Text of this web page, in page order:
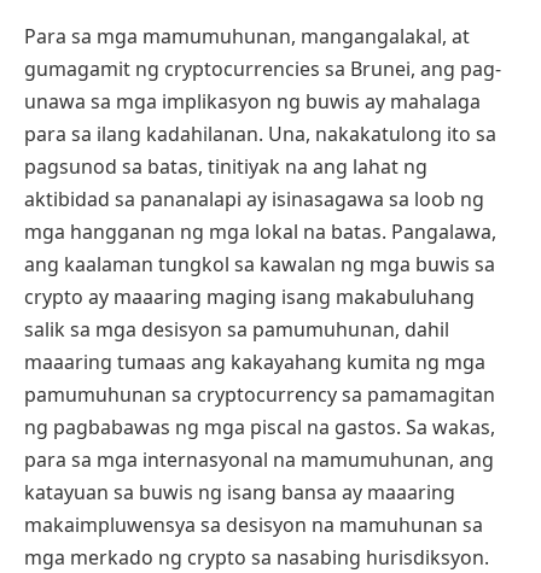
Para sa mga mamumuhunan, mangangalakal, at
gumagamit ng cryptocurrencies sa Brunei, ang pag-
unawa sa mga implikasyon ng buwis ay mahalaga
para sa ilang kadahilanan. Una, nakakatulong ito sa
pagsunod sa batas, tinitiyak na ang lahat ng
aktibidad sa pananalapi ay isinasagawa sa loob ng
mga hangganan ng mga lokal na batas. Pangalawa,
ang kaalaman tungkol sa kawalan ng mga buwis sa
crypto ay maaaring maging isang makabuluhang
salik sa mga desisyon sa pamumuhunan, dahil
maaaring tumaas ang kakayahang kumita ng mga
pamumuhunan sa cryptocurrency sa pamamagitan
ng pagbabawas ng mga piscal na gastos. Sa wakas,
para sa mga internasyonal na mamumuhunan, ang
katayuan sa buwis ng isang bansa ay maaaring
makaimpluwensya sa desisyon na mamuhunan sa
mga merkado ng crypto sa nasabing hurisdiksyon.